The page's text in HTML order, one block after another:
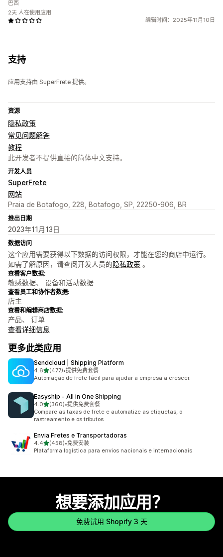
编辑时间：2025年11月10日
巴西
2天 人在使用应用
支持
应用支持由 SuperFrete 提供。
资源
隐私政策
常见问题解答
教程
此开发者不提供直接的简体中文支持。
开发人员
SuperFrete
网站
Praia de Botafogo, 228, Botafogo, SP, 22250-906, BR
推出日期
2023年11月13日
数据访问
这个应用需要获得以下数据的访问权限，才能在您的商店中运行。
如需了解原因，请查阅开发人员的隐私政策 。
查看客户数据:
敏感数据、 设备和活动数据
查看员工和协作者数据:
店主
查看和编辑商店数据:
产品、 订单
查看详细信息
更多此类应用
Sendcloud | Shipping Platform
4.6星（满分 5 星）
(477)
总共 477 条评论
•提供免费套餐
Automação de frete fácil para ajudar a empresa a crescer.
Easyship ‑ All in One Shipping
4.0星（满分 5 星）
(360)
总共 360 条评论
•提供免费套餐
Compare as taxas de frete e automatize as etiquetas, o
rastreamento e os tributos
Envia Fretes e Transportadoras
4.4星（满分 5 星）
(458)
总共 458 条评论
•免费安装
Plataforma logística para envios nacionais e internacionais
想要添加应用？
免费试用 Shopify 3 天